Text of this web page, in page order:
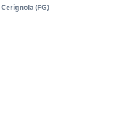
Cerignola (FG)